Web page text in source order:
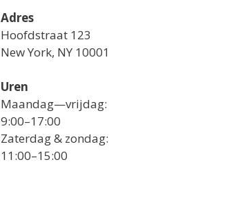
Adres
Hoofdstraat 123
New York, NY 10001
Uren
Maandag—vrijdag:
9:00–17:00
Zaterdag & zondag:
11:00–15:00